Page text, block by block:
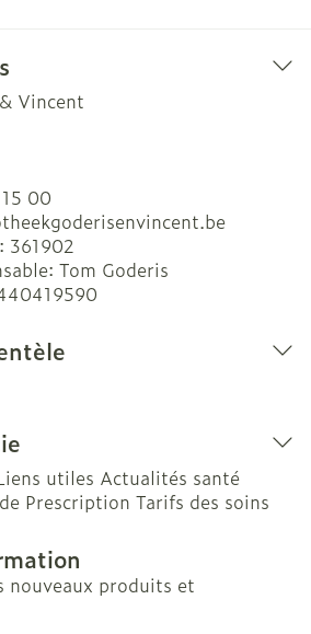
Vincent
00
361902
Tom Goderis
utiles Actualités santé
Prescription Tarifs des soins
nouveaux produits et